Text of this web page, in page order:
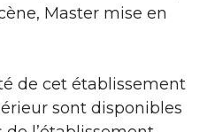
Master mise en
de cet établissement
sont disponibles